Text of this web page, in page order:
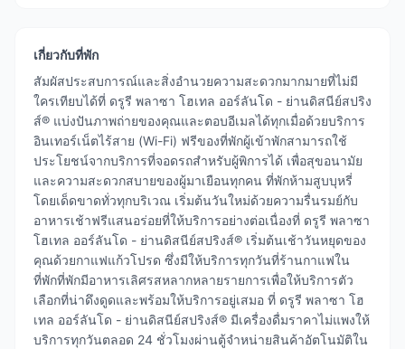
เกี่ยวกับที่พัก
สัมผัสประสบการณ์และสิ่งอำนวยความสะดวกมากมายที่ไม่มี
ใครเทียบได้ที่ ดรูรี พลาซา โฮเทล ออร์ลันโด - ย่านดิสนีย์สปริง
ส์® แบ่งปันภาพถ่ายของคุณและตอบอีเมลได้ทุกเมื่อด้วยบริการ
อินเทอร์เน็ตไร้สาย (Wi-Fi) ฟรีของที่พักผู้เข้าพักสามารถใช้
ประโยชน์จากบริการที่จอดรถสำหรับผู้พิการได้ เพื่อสุขอนามัย
และความสะดวกสบายของผู้มาเยือนทุกคน ที่พักห้ามสูบบุหรี่
โดยเด็ดขาดทั่วทุกบริเวณ เริ่มต้นวันใหม่ด้วยความรื่นรมย์กับ
อาหารเช้าฟรีแสนอร่อยที่ให้บริการอย่างต่อเนื่องที่ ดรูรี พลาซา
โฮเทล ออร์ลันโด - ย่านดิสนีย์สปริงส์® เริ่มต้นเช้าวันหยุดของ
คุณด้วยกาแฟแก้วโปรด ซึ่งมีให้บริการทุกวันที่ร้านกาแฟใน
ที่พักที่พักมีอาหารเลิศรสหลากหลายรายการเพื่อให้บริการตัว
เลือกที่น่าดึงดูดและพร้อมให้บริการอยู่เสมอ ที่ ดรูรี พลาซา โฮ
เทล ออร์ลันโด - ย่านดิสนีย์สปริงส์® มีเครื่องดื่มราคาไม่แพงให้
บริการทุกวันตลอด 24 ชั่วโมงผ่านตู้จำหน่ายสินค้าอัตโนมัติใน